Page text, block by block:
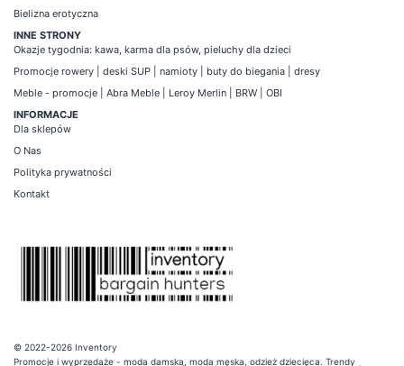
Bielizna erotyczna
INNE STRONY
Okazje tygodnia: kawa, karma dla psów, pieluchy dla dzieci
Promocje rowery deski SUP namioty buty do biegania
dresy
Meble - promocje
Abra Meble Leroy Merlin BRW
OBI
INFORMACJE
Dla sklepów
O Nas
Polityka prywatności
Kontakt
© 2022-2026 Inventory
Promocje i wyprzedaże - moda damska, moda męska, odzież dziecięca. Trendy